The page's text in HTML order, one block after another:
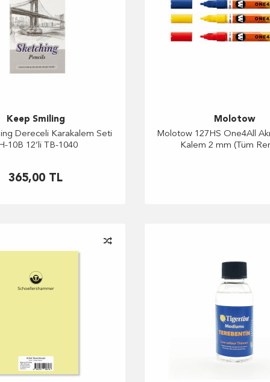
Keep Smiling
Dereceli Karakalem Seti
10B 12’li TB-1040
365,00 TL
Molotow
Molotow 127HS One4All
Kalem 2 mm (Tüm